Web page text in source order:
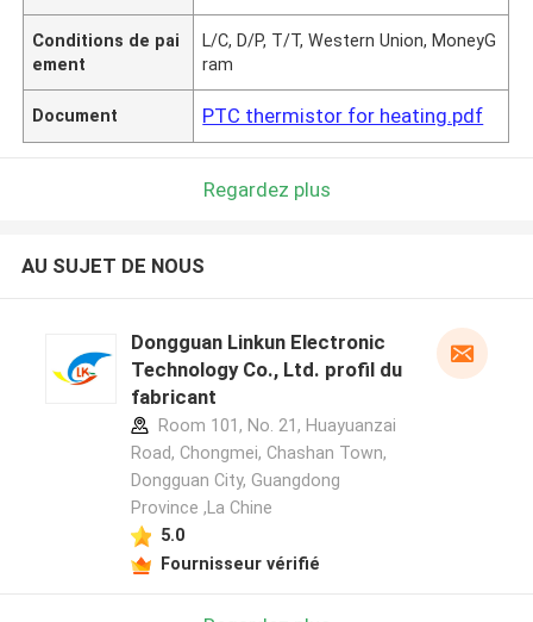
Conditions de pai
ement
L/C, D/P, T/T, Western Union, MoneyG
ram
Document PTC thermistor for heating.pdf
Regardez plus
AU SUJET DE NOUS
Dongguan Linkun Electronic
Technology Co., Ltd. profil du
fabricant
Room 101, No. 21, Huayuanzai
Road, Chongmei, Chashan Town,
Dongguan City, Guangdong
Province ,La Chine
5.0
Fournisseur vérifié